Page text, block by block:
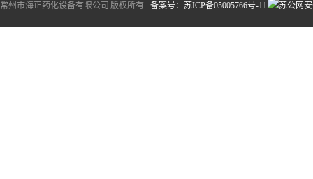
常州市海正药化设备有限公司 版权所有 备案号：苏ICP备05005766号-11 苏公网安